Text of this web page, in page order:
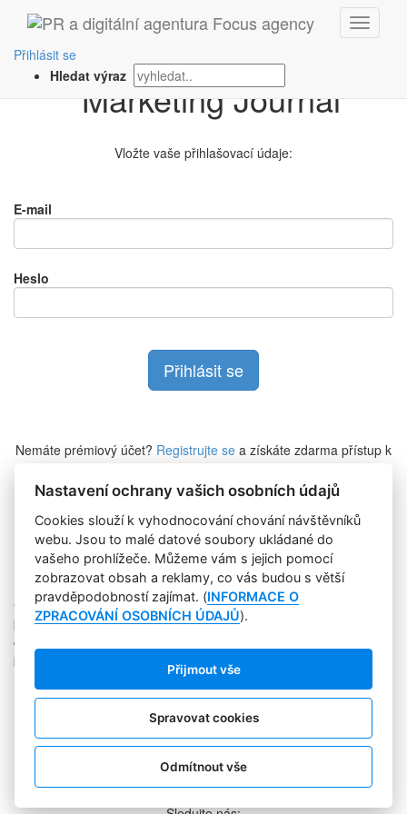
Přihlásit se
Hledat výrazPřihlášení na
Vložte vaše přihlašovací údaje:
E-mail
Heslo
Nemáte prémiový účet? Registrujte se a získáte zdarma přístup k
Zapomněli jste heslo?
Copyright © 2004-2020 Focus Agency, s.r.o. Plné znění licenčních
podmínek. ISSN 1803-957X
Jakékoliv publikování, přebírání nebo šíření obsahu je bez
písemného souhlasu Focus Agency, s.r.o. zakázáno.
RSS 1
Štítky
Zpracování osobních údajů
Kontakt
PR AGENTURA
COOKIES
Nastavení ochrany vašich osobních údajů
Cookies slouží k vyhodnocování chování návštěvníků
webu. Jsou to malé datové soubory ukládané do
vašeho prohlížeče. Můžeme vám s jejich pomocí
zobrazovat obsah a reklamy, co vás budou s větší
pravděpodobností zajímat. (INFORMACE O
ZPRACOVÁNÍ OSOBNÍCH ÚDAJŮ).
Přijmout vše
Spravovat cookies
Odmítnout vše